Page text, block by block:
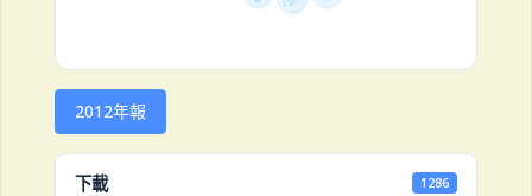
2012年報
下載 1286